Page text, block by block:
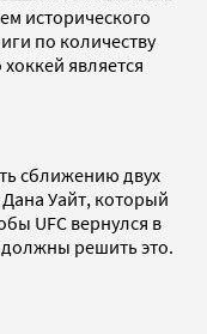
исторического
по количеству
является
сближению двух
Уайт, который
UFC вернулся в
должны решить это.